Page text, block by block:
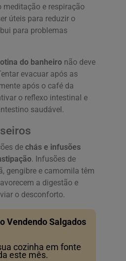
meditação e respiração
úteis para reduzir o
para problemas
do banheiro não deve
evacuar após as
após o café da
o reflexo intestinal e
saudável.
de chás e infusões
. Infusões de
gengibre e camomila têm
a digestão e
o desconforto.
Vendendo Salgados
cozinha em fonte
este mês.